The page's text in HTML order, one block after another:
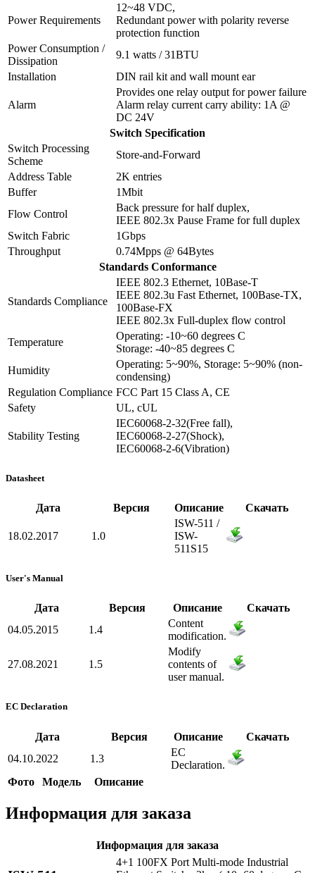
Power Requirements
12~48 VDC,
Redundant power with polarity reverse
protection function
Power Consumption /
Dissipation
9.1 watts / 31BTU
Installation
DIN rail kit and wall mount ear
Alarm
Provides one relay output for power failure
Alarm relay current carry ability: 1A @
DC 24V
Switch Specification
Switch Processing
Scheme
Store-and-Forward
Address Table
2K entries
Buffer
1Mbit
Flow Control
Back pressure for half duplex,
IEEE 802.3x Pause Frame for full duplex
Switch Fabric
1Gbps
Throughput
0.74Mpps @ 64Bytes
Standards Conformance
Standards Compliance
IEEE 802.3 Ethernet, 10Base-T
IEEE 802.3u Fast Ethernet, 100Base-TX,
100Base-FX
IEEE 802.3x Full-duplex flow control
Temperature
Operating: -10~60 degrees C
Storage: -40~85 degrees C
Humidity
Operating: 5~90%, Storage: 5~90% (non-
condensing)
Regulation Compliance FCC Part 15 Class A, CE
Safety
UL, cUL
Stability Testing
IEC60068-2-32(Free fall),
IEC60068-2-27(Shock),
IEC60068-2-6(Vibration)
Datasheet
Дата Версия Описание Скачать
18.02.2017 1.0
ISW-511 /
ISW-
511S15
User's Manual
Дата Версия Описание
Скачать
04.05.2015
1.4
Content
modification.
27.08.2021 1.5
Modify
contents of
user manual.
EC Declaration
Дата Версия Описание
Скачать
04.10.2022
1.3
EC
Declaration.
Фото
Модель Описание
Информация для заказа
Информация для заказа
4+1 100FX Port Multi-mode Industrial